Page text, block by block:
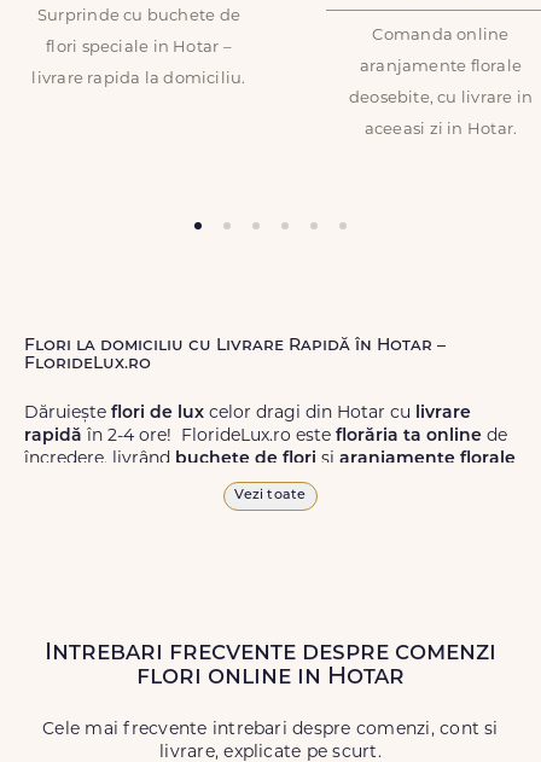
Surprinde cu buchete de
flori speciale in Hotar –
livrare rapida la domiciliu.
Comanda online
aranjamente florale
deosebite, cu livrare in
aceeasi zi in Hotar.
Flori la domiciliu cu Livrare Rapidă în Hotar –
FlorideLux.ro
Dăruiește flori de lux celor dragi din Hotar cu livrare
rapidă în 2-4 ore! FlorideLux.ro este florăria ta online de
încredere, livrând buchete de flori și aranjamente florale
de calitate superioară în Hotar și în toată România.
Livrăm buchete de florichiar și în weekend, pentru ca tu
să poți adresa un gest frumos atunci când ai nevoie.
Vezi toate
Intrebari frecvente despre comenzi
flori online in Hotar
Cele mai frecvente intrebari despre comenzi, cont si
livrare, explicate pe scurt.